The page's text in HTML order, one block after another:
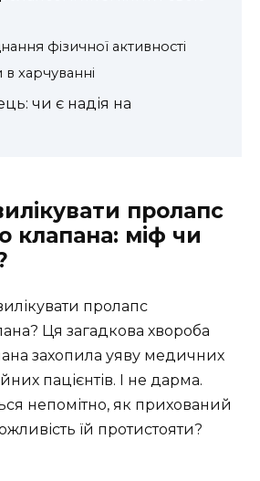
фізичної активності
в харчуванні
чи є надія на
пролапс
клапана: міф чи
пролапс
Ця загадкова хвороба
захопила уяву медичних
пацієнтів. І не дарма.
непомітно, як прихований
їй протистояти?